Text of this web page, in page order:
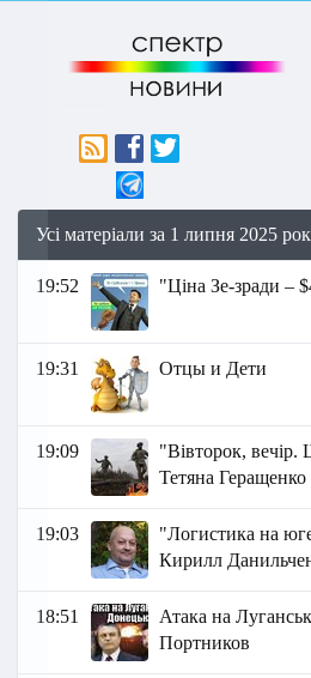
Усі матеріали за 1 липня 2025
19:52 "Ціна Зе-зради –
19:31 Отцы и Дети
19:09
"Вівторок,
Тетяна Геращенко
19:03
"Логистика на
Кирилл
18:51
Атака на
Портников